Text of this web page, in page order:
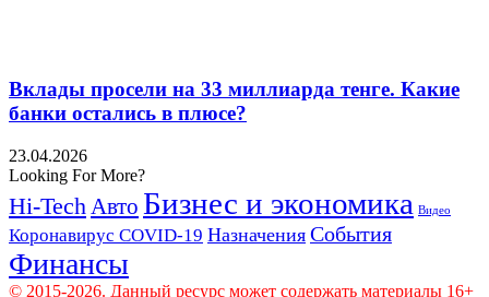
Вклады просели на 33 миллиарда тенге. Какие
банки остались в плюсе?
23.04.2026
Looking For More?
Hi-Tech Авто Бизнес и экономика Видео
Коронавирус COVID-19 Назначения События
Финансы
© 2015-2026. Данный ресурс может содержать материалы 16+